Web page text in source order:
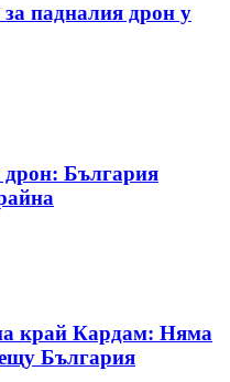
падналия дрон у
дрон: България
край Кардам: Няма
България